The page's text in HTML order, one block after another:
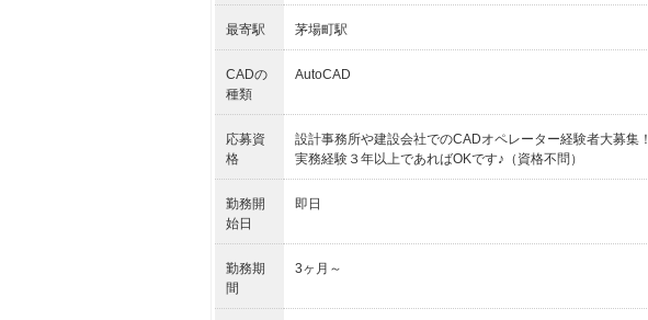
最寄駅 茅場町駅
CADの
種類
AutoCAD
応募資
格
設計事務所や建設会社でのCADオペレーター経験者大募集！
実務経験３年以上であればOKです♪（資格不問）
勤務開
始日
即日
勤務期
間
3ヶ月～